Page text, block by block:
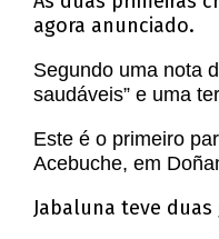
agora anunciado.
Segundo uma nota
saudáveis” e uma
Este é o primeiro
Acebuche, em
Jabaluna teve